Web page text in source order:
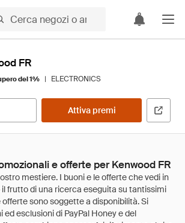
FR
del 1% | ELECTRONICS
Attiva premi
e offerte per Kenwood FR